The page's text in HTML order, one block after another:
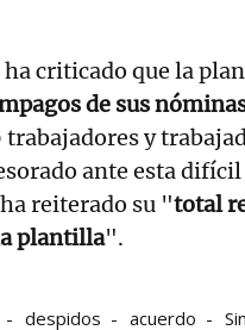
criticado que la
de sus
y
ante esta
reiterado su "total
plantilla".
despidos acuerdo